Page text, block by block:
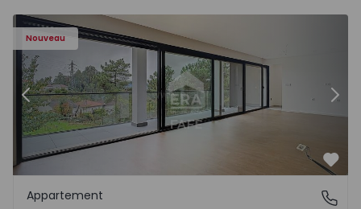
Nouveau
Précédent
Fafe, Braga
Appartement